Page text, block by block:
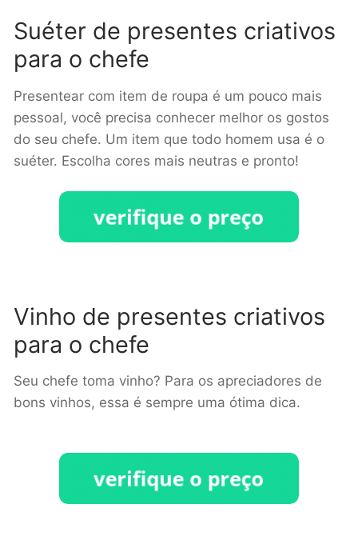
Suéter de presentes criativos
para o chefe
Presentear com item de roupa é um pouco mais
pessoal, você precisa conhecer melhor os gostos
do seu chefe. Um item que todo homem usa é o
suéter. Escolha cores mais neutras e pronto!
Vinho de presentes criativos
para o chefe
Seu chefe toma vinho? Para os apreciadores de
bons vinhos, essa é sempre uma ótima dica.